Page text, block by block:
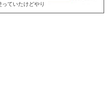
ていたけどやり
Wordの基礎を